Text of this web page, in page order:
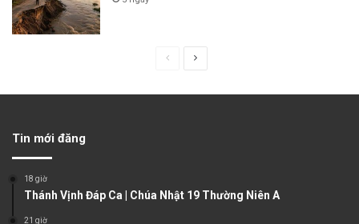
u
g
Tin mới đăng
18 giờ
Thánh Vịnh Đáp Ca | Chúa Nhật 19 Thường Niên A
21 giờ